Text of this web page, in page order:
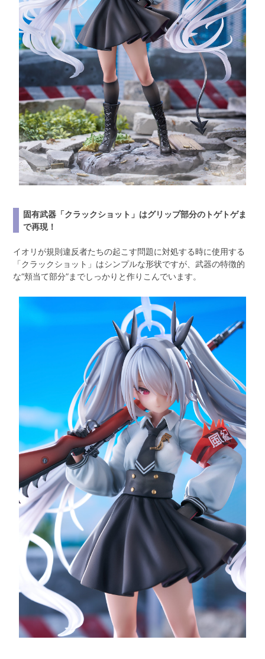
固有武器「クラックショット」はグリップ部分のトゲトゲま
で再現！
イオリが規則違反者たちの起こす問題に対処する時に使用する
「クラックショット」はシンプルな形状ですが、武器の特徴的
な“頬当て部分”までしっかりと作りこんでいます。